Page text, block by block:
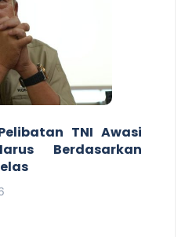
TNI Awasi
Berdasarkan